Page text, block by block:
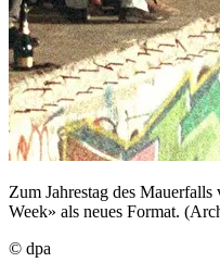
Zum Jahrestag des
Week» als neues Format.
© dpa